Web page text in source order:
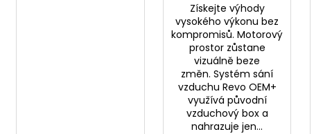
Získejte výhody
vysokého výkonu bez
kompromisů. Motorový
prostor zůstane
vizuálně beze
změn. Systém sání
vzduchu Revo OEM+
využívá původní
vzduchový box a
nahrazuje jen...